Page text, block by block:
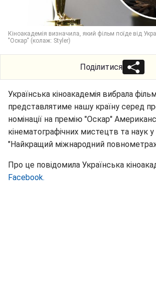
Кіноакадемія визначила, який фільм поїде від
"Оскар" (колаж: Styler)
Поділитися
Українська кіноакадемія вибрала
представлятиме нашу країну серед
номінації на премію "Оскар"
кінематографічних мистецтв та наук у
"Найкращий міжнародний
Про це повідомила Українська
Facebook.